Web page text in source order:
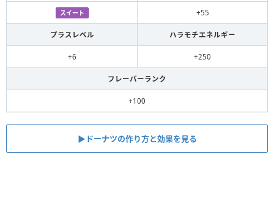
スイート +55
プラスレベル ハラモチエネルギー
+6 +250
フレーバーランク
+100
▶︎ドーナツの作り方と効果を見る